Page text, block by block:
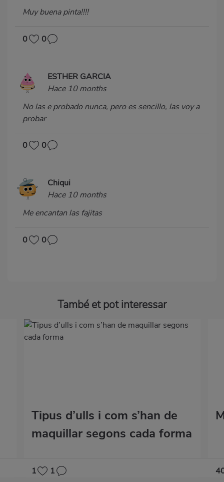
Muy buena pinta!!!!
0 0
ESTHER GARCIA
Hace 10 months
No las e probado nunca, pero es sencillo, las voy a
probar
0 0
Chiqui
Hace 10 months
Me encantan las fajitas
0 0
També et pot interessar
Tipus d’ulls i com s’han de
maquillar segons cada forma
1 1